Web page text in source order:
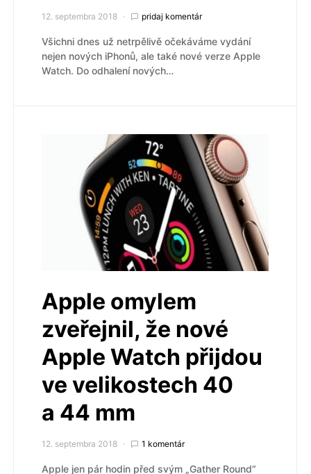
12. septembra 2018 pridaj komentár
Všichni dnes už netrpělivě očekáváme vydání
nejen nových iPhonů, ale také nové verze Apple
Watch. Do odhalení nových…
Apple omylem
zveřejnil, že nové
Apple Watch přijdou
ve velikostech 40
a 44 mm
12. septembra 2018 1 komentár
Apple jen pár hodin před svým „Gather Round“